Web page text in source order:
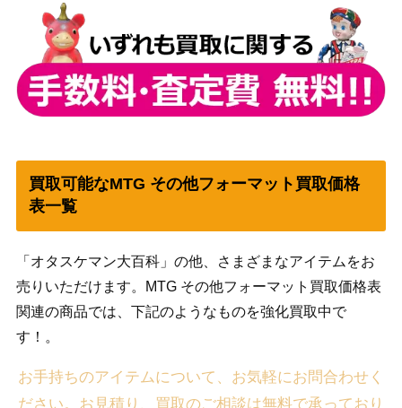
買取可能なMTG その他フォーマット買取価格
表一覧
「オタスケマン大百科」の他、さまざまなアイテムをお
売りいただけます。MTG その他フォーマット買取価格表
関連の商品では、下記のようなものを強化買取中で
す！。
お手持ちのアイテムについて、お気軽にお問合わせく
ださい。お見積り、買取のご相談は無料で承っており